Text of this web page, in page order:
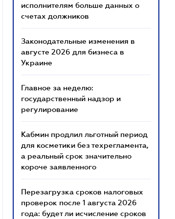
исполнителям больше данных о
счетах должников
Законодательные изменения в
августе 2026 для бизнеса в
Украине
Главное за неделю:
государственный надзор и
регулирование
Кабмин продлил льготный период
для косметики без техрегламента,
а реальный срок значительно
короче заявленного
Перезагрузка сроков налоговых
проверок после 1 августа 2026
года: будет ли исчисление сроков